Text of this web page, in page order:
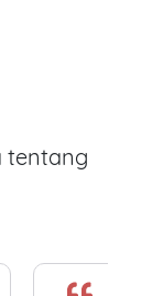
tentang